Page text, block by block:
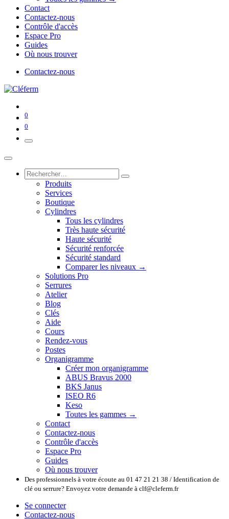
Contact
Contactez-nous
Contrôle d'accès
Espace Pro
Guides
Où nous trouver
Contactez-nous
0
0
Produits
Services
Boutique
Cylindres
Tous les cylindres
Très haute sécurité
Haute sécurité
Sécurité renforcée
Sécurité standard
Comparer les niveaux →
Solutions Pro
Serrures
Atelier
Blog
Clés
Aide
Cours
Rendez-vous
Postes
Organigramme
Créer mon organigramme
ABUS Bravus 2000
BKS Janus
ISEO R6
Keso
Toutes les gammes →
Contact
Contactez-nous
Contrôle d'accès
Espace Pro
Guides
Où nous trouver
Des professionnels à votre écoute au 01 47 21 21 38 / Identification de
clé ou serrure? Envoyez votre demande à clf@cleferm.fr
Se connecter
Contactez-nous